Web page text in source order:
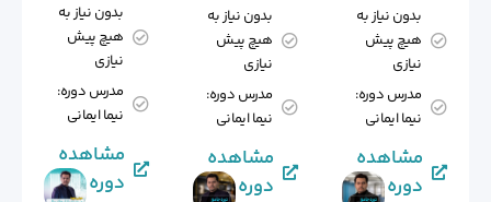
بدون نیاز به
هیچ پیش
نیازی
مدرس دوره:
نیما ایمانی
مشاهده
دوره
بدون نیاز به
هیچ پیش
نیازی
مدرس دوره:
نیما ایمانی
مشاهده
دوره
بدون نیاز به
هیچ پیش
نیازی
مدرس دوره:
نیما ایمانی
مشاهده
دوره